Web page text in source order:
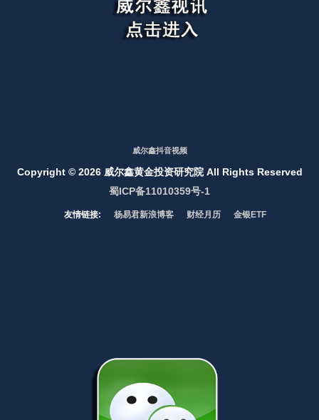
威尔鑫抖音视频
Copyright © 2026 威尔鑫黄金投资研究院 All Rights Reserved
蜀ICP备11010359号-1
友情链接: 杨易君新浪博客 财经月历 金银ETF